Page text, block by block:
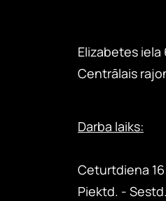
Elizabetes iela
Centrālais
Darba laiks:
Ceturtdiena
Piektd. - Sestd.